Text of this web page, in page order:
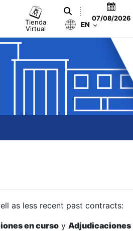
Tienda
Virtual
07/08/2026
EN
as less recent past contracts:
en curso y Adjudicaciones